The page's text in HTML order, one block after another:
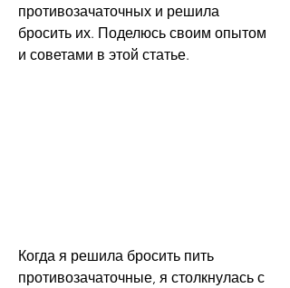
противозачаточных и решила
бросить их. Поделюсь своим опытом
и советами в этой статье.
Когда я решила бросить пить
противозачаточные, я столкнулась с